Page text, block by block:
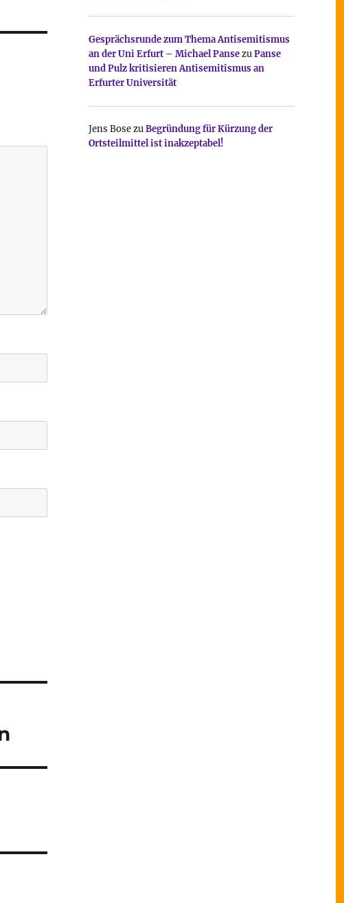
Gesprächsrunde zum Thema Antisemitismus
an der Uni Erfurt – Michael PansezuPanse
und Pulz kritisieren Antisemitismus an
Erfurter Universität
Jens BosezuBegründung für Kürzung der
Ortsteilmittel ist inakzeptabel!